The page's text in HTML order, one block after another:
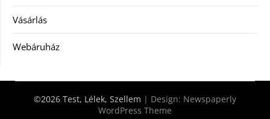
Vásárlás
Webáruház
©2026 Test, Lélek, Szellem | Design: Newspaperly
WordPress Theme